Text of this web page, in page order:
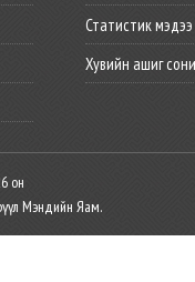
Статистик мэдээ
Хувийн ашиг
он
Мэндийн Яам.